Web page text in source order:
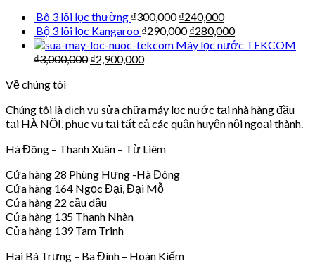
Bô 3 lõi lọc thường₫300,000 ₫240,000
Bộ 3 lõi lọc Kangaroo₫290,000 ₫280,000
Máy lọc nước TEKCOM
₫3,000,000 ₫2,900,000
Về chúng tôi
Chúng tôi là dịch vụ sửa chữa máy lọc nước tại nhà hàng đầu
tại HÀ NỘI, phục vụ tại tất cả các quận huyện nội ngoại thành.
Hà Đông – Thanh Xuân – Từ Liêm
Cửa hàng 28 Phùng Hưng -Hà Đông
Cửa hàng 164 Ngọc Đại, Đại Mỗ
Cửa hàng 22 cầu dậu
Cửa hàng 135 Thanh Nhàn
Cửa hàng 139 Tam Trinh
Hai Bà Trưng – Ba Đình – Hoàn Kiếm